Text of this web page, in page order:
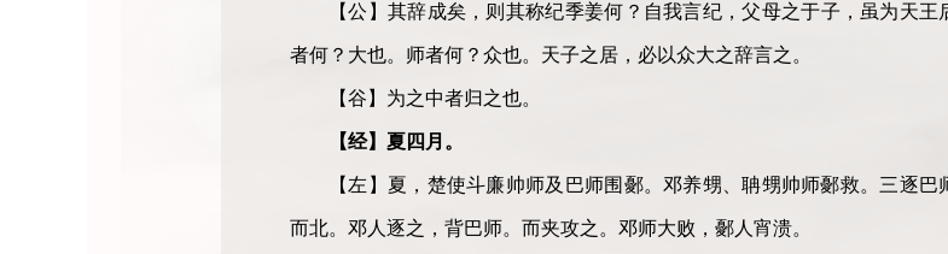
【公】其辞成矣，则其称纪季姜何？自我言纪 ，父母之于子 ， 虽为天王
者何？大也。师者何？众也。天子之居，必以众大之辞言之。
【谷】为之中者归之也。
【经】夏四月。
【左】夏，楚使斗廉帅师及巴师围鄾。邓养甥、聃甥帅师鄾救。三逐
而北。邓人逐之，背巴师。 而夹攻之。邓师大败，鄾人宵溃。